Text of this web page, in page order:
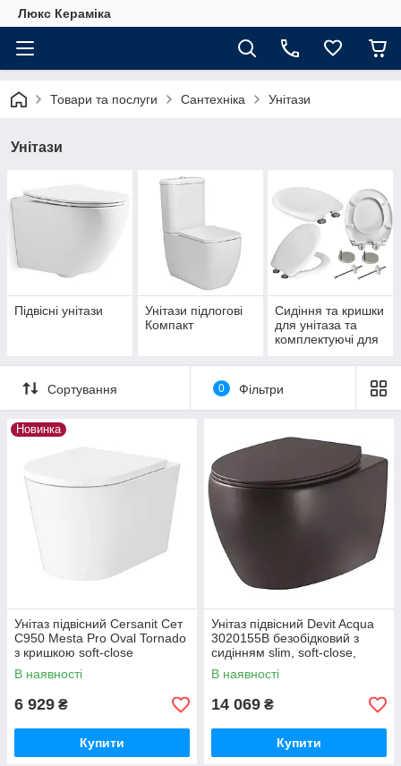
Люкс Кераміка
Товари та послуги Сантехніка Унітази
Унітази
Підвісні унітази
Унітази підлогові
Компакт
Сидіння та кришки
для унітаза та
комплектуючі для
Сортування 0 Фільтри
Новинка
Унітаз підвісний Cersanit Сет
C950 Mesta Pro Oval Tornado
з кришкою soft-close
SZCZ1004010001
В наявності
6 929 ₴
Купити
Унітаз підвісний Devit Acqua
3020155B безобідковий з
сидінням slim, soft-close,
quickfix
В наявності
14 069 ₴
Купити